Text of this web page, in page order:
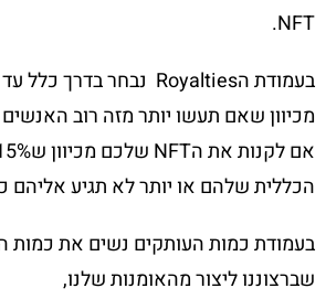
NFT.
בעמודת הRoyalties נבחר בדרך כלל עד 15% במקסימום,
מכיוון שאם תעשו יותר מזה רוב
הכללית שלהם או יותר לא תגיע אליהם
בעמודת כמות העותקים נשים את כמות
שברצוננו ליצור מהאומנות שלנו,